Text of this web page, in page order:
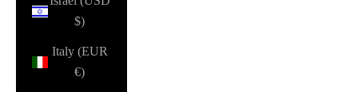
$)
Italy (EUR
€)